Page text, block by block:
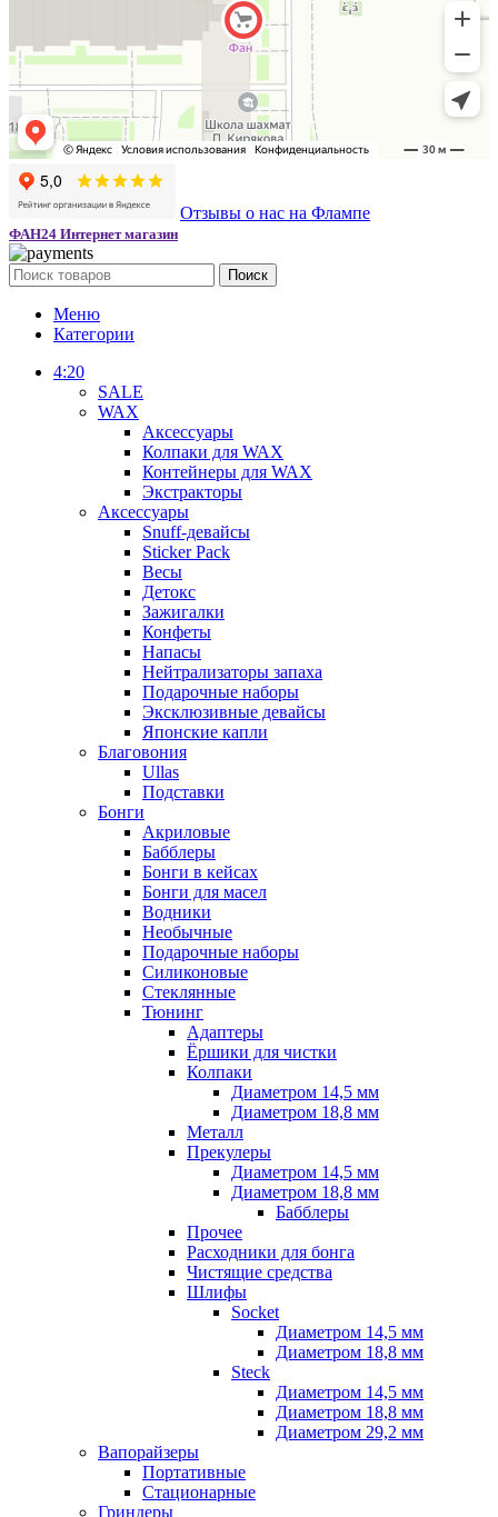
Отзывы о нас на Флампе
ФАН24 Интернет магазин
Поиск
Меню
Категории
4:20
SALE
WAX
Аксессуары
Колпаки для WAX
Контейнеры для WAX
Экстракторы
Аксессуары
Snuff-девайсы
Sticker Pack
Весы
Детокс
Зажигалки
Конфеты
Напасы
Нейтрализаторы запаха
Подарочные наборы
Эксклюзивные девайсы
Японские капли
Благовония
Ullas
Подставки
Бонги
Акриловые
Бабблеры
Бонги в кейсах
Бонги для масел
Водники
Необычные
Подарочные наборы
Силиконовые
Стеклянные
Тюнинг
Адаптеры
Ёршики для чистки
Колпаки
Диаметром 14,5 мм
Диаметром 18,8 мм
Металл
Прекулеры
Диаметром 14,5 мм
Диаметром 18,8 мм
Бабблеры
Прочее
Расходники для бонга
Чистящие средства
Шлифы
Socket
Диаметром 14,5 мм
Диаметром 18,8 мм
Steck
Диаметром 14,5 мм
Диаметром 18,8 мм
Диаметром 29,2 мм
Вапорайзеры
Портативные
Стационарные
Гриндеры